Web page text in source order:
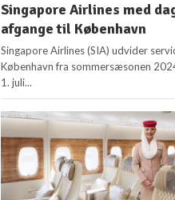
Singapore Airlines med
afgange til København
Singapore Airlines (SIA) udvider
København fra sommersæsonen
1. juli...